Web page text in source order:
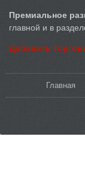
Премиальное
главной и в
Добавить
Главная